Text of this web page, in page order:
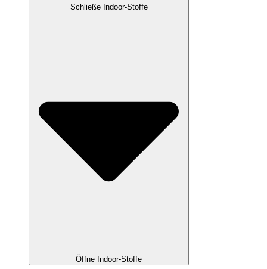
Schließe Indoor-Stoffe
Öffne Indoor-Stoffe